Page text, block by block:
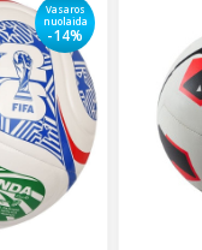
Vasaros
nuolaida
-14%